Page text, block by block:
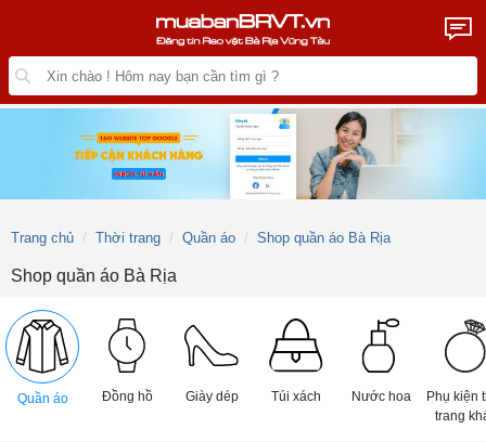
Trang chủ Thời trang Quần áo Shop quần áo Bà Rịa
Shop quần áo Bà Rịa
Quần áo Đồng hồ Giày dép Túi xách Nước hoa
Phụ kiện
trang